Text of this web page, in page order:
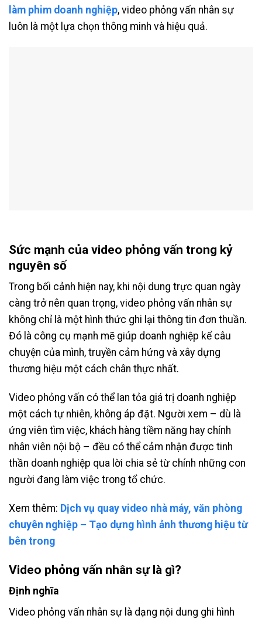
làm phim doanh nghiệp, video phỏng vấn nhân sự
luôn là một lựa chọn thông minh và hiệu quả.
Sức mạnh của video phỏng vấn trong kỷ
nguyên số
Trong bối cảnh hiện nay, khi nội dung trực quan ngày
càng trở nên quan trọng, video phỏng vấn nhân sự
không chỉ là một hình thức ghi lại thông tin đơn thuần.
Đó là công cụ mạnh mẽ giúp doanh nghiệp kể câu
chuyện của mình, truyền cảm hứng và xây dựng
thương hiệu một cách chân thực nhất.
Video phỏng vấn có thể lan tỏa giá trị doanh nghiệp
một cách tự nhiên, không áp đặt. Người xem – dù là
ứng viên tìm việc, khách hàng tiềm năng hay chính
nhân viên nội bộ – đều có thể cảm nhận được tinh
thần doanh nghiệp qua lời chia sẻ từ chính những con
người đang làm việc trong tổ chức.
Xem thêm: Dịch vụ quay video nhà máy, văn phòng
chuyên nghiệp – Tạo dựng hình ảnh thương hiệu từ
bên trong
Video phỏng vấn nhân sự là gì?
Định nghĩa
Video phỏng vấn nhân sự là dạng nội dung ghi hình